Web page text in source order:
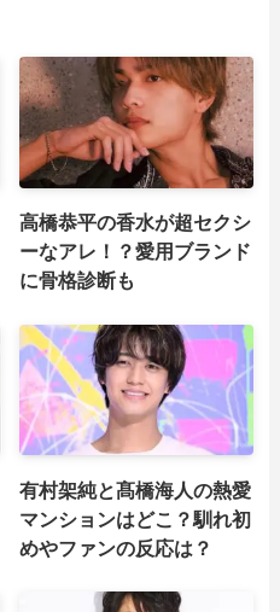
高橋恭平の香水が超セクシ
ーなアレ！？愛用ブランド
に骨格診断も
有村架純と髙橋海人の熱愛
マンションはどこ？馴れ初
めやファンの反応は？